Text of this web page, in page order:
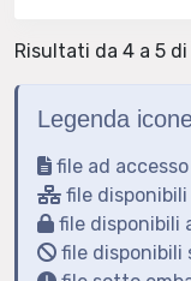
Risultati da 4 a 5 di
Legenda
file ad
file
file disponibili
file disponibili